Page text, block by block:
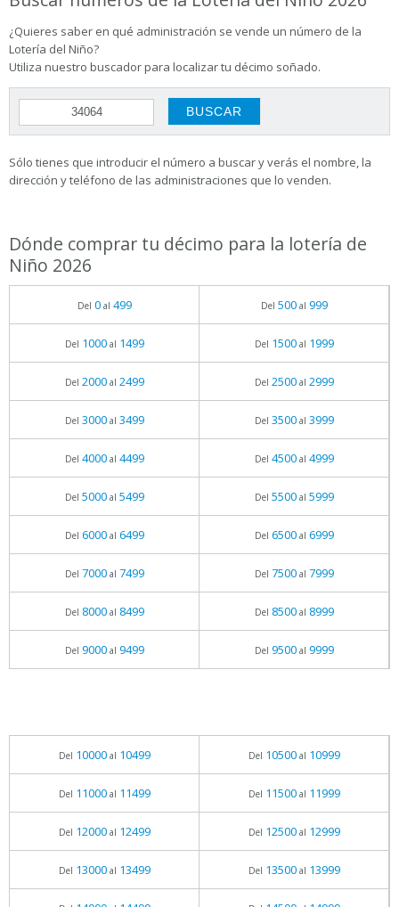
¿Quieres saber en qué administración se vende un número de la
Lotería del Niño?
Utiliza nuestro buscador para localizar tu décimo soñado.
Sólo tienes que introducir el número a buscar y verás el nombre, la
dirección y teléfono de las administraciones que lo venden.
Dónde comprar tu décimo para la lotería de
Niño 2026
Del 0al 499 Del 500al 999
Del 1000al 1499 Del 1500al 1999
Del 2000al 2499 Del 2500al 2999
Del 3000al 3499 Del 3500al 3999
Del 4000al 4499 Del 4500al 4999
Del 5000al 5499 Del 5500al 5999
Del 6000al 6499 Del 6500al 6999
Del 7000al 7499 Del 7500al 7999
Del 8000al 8499 Del 8500al 8999
Del 9000al 9499 Del 9500al 9999
Del 10000al 10499 Del 10500al 10999
Del 11000al 11499 Del 11500al 11999
Del 12000al 12499 Del 12500al 12999
Del 13000al 13499 Del 13500al 13999